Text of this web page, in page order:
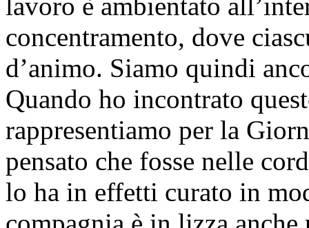
concentramento, dove
d’animo. Siamo quindi
Quando ho incontrato
rappresentiamo per la
pensato che fosse nelle
lo ha in effetti curato in